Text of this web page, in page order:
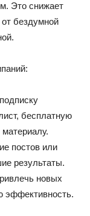
Это снижает
бездумной
бесплатную
постов или
результаты.
новых
эффективность.